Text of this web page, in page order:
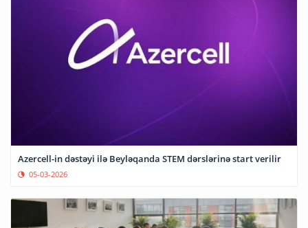
Azercell-in dəstəyi ilə Beyləqanda STEM dərslərinə start verilir
05-03-2026